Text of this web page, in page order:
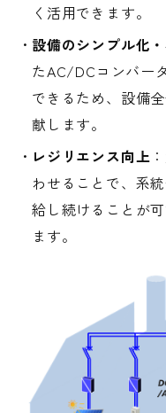
く活用できます。
設備のシンプル化
たAC/DCコンバー
できるため、設備
献します。
レジリエンス向上
わせることで、系
給し続けることが
ます。